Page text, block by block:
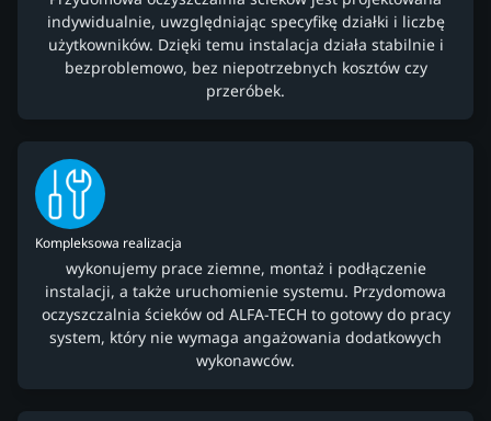
indywidualnie, uwzględniając specyfikę działki i liczbę
użytkowników. Dzięki temu instalacja działa stabilnie i
bezproblemowo, bez niepotrzebnych kosztów czy
przeróbek.
Kompleksowa realizacja
wykonujemy prace ziemne, montaż i podłączenie
instalacji, a także uruchomienie systemu. Przydomowa
oczyszczalnia ścieków od ALFA-TECH to gotowy do pracy
system, który nie wymaga angażowania dodatkowych
wykonawców.